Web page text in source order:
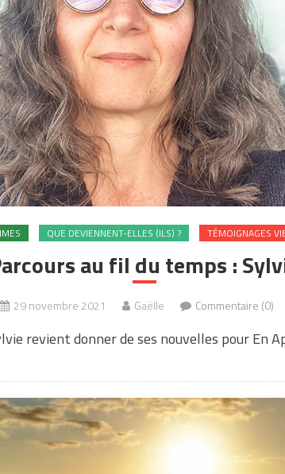
QUE DEVIENNENT-ELLES (ILS) ? TÉMOIGNAGES
au fil du temps :
29 novembre 2021 Gaëlle Commentaire (0)
revient donner de ses nouvelles pour En